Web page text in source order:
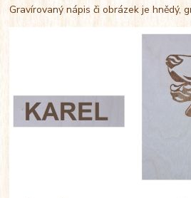
Gravírovaný nápis či obrázek je hnědý,